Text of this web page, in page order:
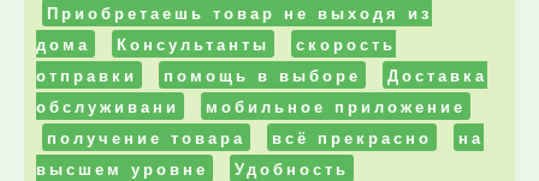
Приобретаешь товар не выходя из
дома
Консультанты
скорость
отправки
помощь в выборе
Доставка
обслуживани
мобильное приложение
получение товара
всё прекрасно
на
высшем уровне
Удобность